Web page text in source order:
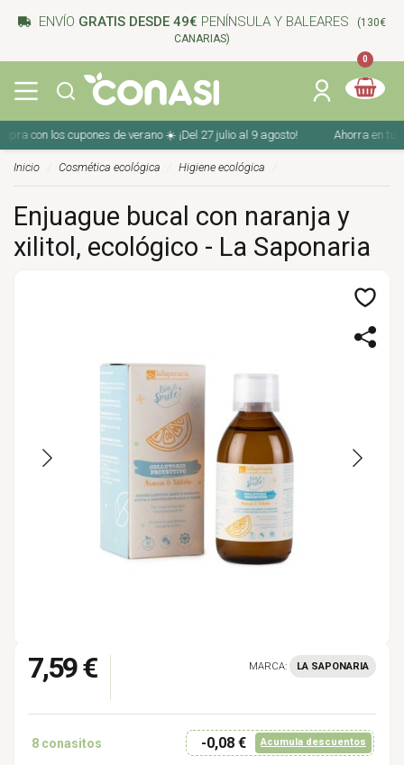
ENVÍO GRATIS DESDE 49€ PENÍNSULA Y BALEARES
(130€
CANARIAS)
0
con los cupones de verano ☀️ ¡Del 27 julio al 9 agosto! Ahorra en tu
Inicio Cosmética ecológica Higiene ecológica
Enjuague bucal con naranja y
xilitol, ecológico - La Saponaria
7,59 € MARCA: LA SAPONARIA
8 conasitos -0,08 € Acumula descuentos